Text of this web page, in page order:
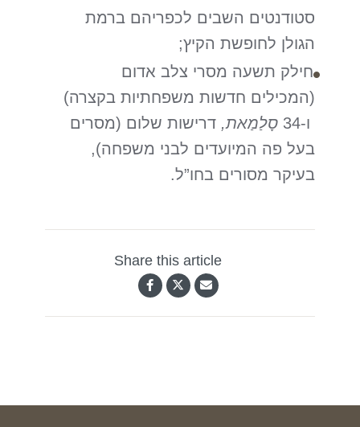
סטודנטים השבים לכפריהם ברמת
הגולן לחופשת הקיץ;
חילק תשעה מסרי צלב אדום
(המכילים חדשות משפחתיות בקצרה)
ו-34
סָלַמַאת, דרישות שלום (מסרים
בעל פה המיועדים לבני משפחה),
בעיקר מסורים בחו”ל.
Share this article